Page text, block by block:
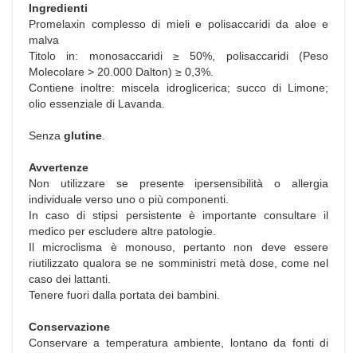
Ingredienti
Promelaxin complesso di mieli e polisaccaridi da aloe e
malva
Titolo in: monosaccaridi ≥ 50%, polisaccaridi (Peso
Molecolare > 20.000 Dalton) ≥ 0,3%.
Contiene inoltre: miscela idroglicerica; succo di Limone;
olio essenziale di Lavanda.
Senza glutine
Avvertenze
Non utilizzare se presente ipersensibilità o allergia
individuale verso uno o più componenti.
In caso di stipsi persistente è importante consultare il
medico per escludere altre patologie.
Il microclisma è monouso, pertanto non deve essere
riutilizzato qualora se ne somministri metà dose, come nel
caso dei lattanti.
Tenere fuori dalla portata dei bambini.
Conservazione
Conservare a temperatura ambiente, lontano da fonti di